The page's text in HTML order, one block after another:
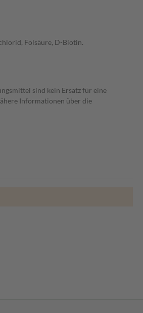
Folsäure, D-Biotin.
sind kein Ersatz für eine
Informationen über die